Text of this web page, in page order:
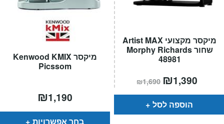
מיקסר Kenwood KMIX
Picssom
₪1,190
בחר אפשרויות
מיקסר מקצועי Artist MAX
שחור Morphy Richards
48981
₪1,690 המחיר
המקורי
היה:
₪1,690.
₪1,390
הוא:
הוספה לסל